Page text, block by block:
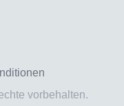
vorbehalten.